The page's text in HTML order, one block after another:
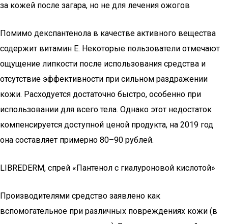
за кожей после загара, но не для лечения ожогов
Помимо декспантенола в качестве активного вещества
содержит витамин Е. Некоторые пользователи отмечают
ощущение липкости после использования средства и
отсутствие эффективности при сильном раздражении
кожи. Расходуется достаточно быстро, особенно при
использовании для всего тела. Однако этот недостаток
компенсируется доступной ценой продукта, на 2019 год
она составляет примерно 80–90 рублей.
LIBREDERM, спрей «Пантенол с гиалуроновой кислотой»
Производителями средство заявлено как
вспомогательное при различных повреждениях кожи (в